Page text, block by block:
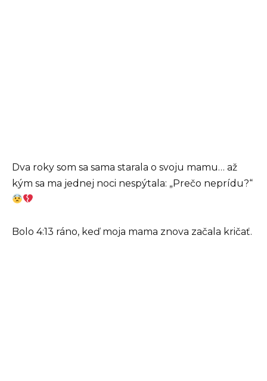
Dva roky som sa sama starala o svoju mamu… až
kým sa ma jednej noci nespýtala: „Prečo neprídu?“
Bolo 4:13 ráno, keď moja mama znova začala kričať.